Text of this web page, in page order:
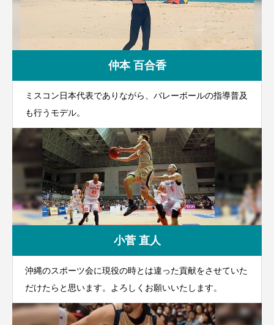
仲本 百合香
ミスコン日本代表でありながら、バレーボールの指導普及
も行うモデル。
小菅 直人
沖縄のスポーツ会に現役の時とは違った貢献をさせていた
だけたらと思います。よろしくお願いいたします。